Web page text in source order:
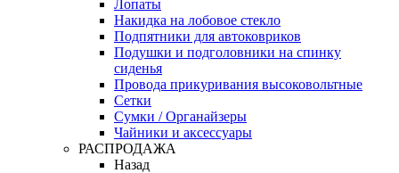
Лопаты
Накидка на лобовое стекло
Подпятники для автоковриков
Подушки и подголовники на спинку
сиденья
Провода прикуривания высоковольтные
Сетки
Сумки / Органайзеры
Чайники и аксессуары
РАСПРОДАЖА
Назад